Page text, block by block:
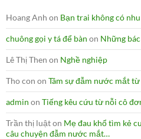
Hoang Anh on Bạn trai không có
chuông gọi y tá để bàn on Những
Lê Thị Then on Nghề nghiệp
Tho con on Tâm sự đẫm nước mắt
admin on Tiếng kêu cứu từ nỗi cô
Trần thị luậton Mẹ đau khổ tìm kẻ
câu chuyện đẫm nước mắt…